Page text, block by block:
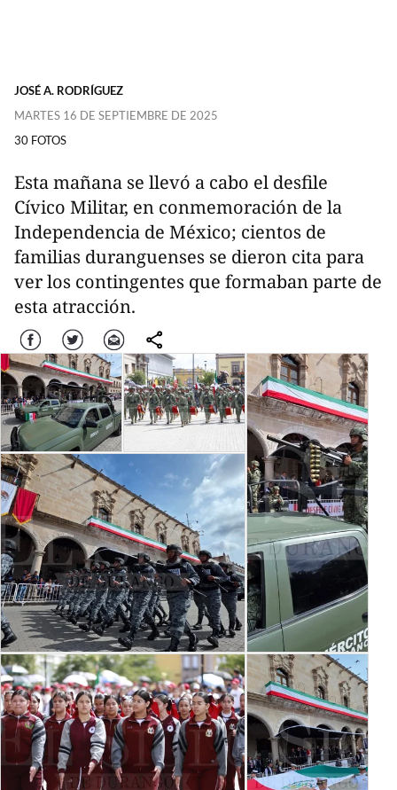
JOSÉ A. RODRÍGUEZ
MARTES 16 DE SEPTIEMBRE DE 2025
30 FOTOS
Esta mañana se llevó a cabo el desfile
Cívico Militar, en conmemoración de la
Independencia de México; cientos de
familias duranguenses se dieron cita para
ver los contingentes que formaban parte de
esta atracción.
Facebook Twitter Correo comparte